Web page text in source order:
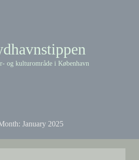
og kulturområde i København
January 2025